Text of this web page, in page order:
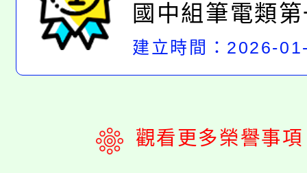
園市114學年度
育競賽餐服組
國中組筆電類
板類第一名感
共同響應資源
建立時間：2026-
觀看更多榮譽事項